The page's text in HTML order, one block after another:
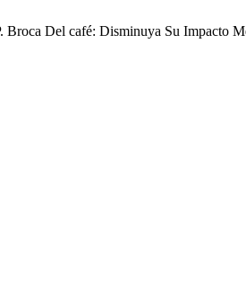
Broca Del café: Disminuya Su Impacto